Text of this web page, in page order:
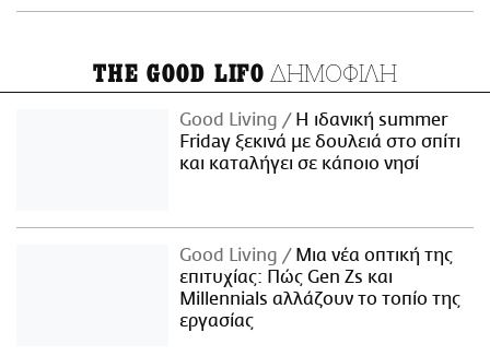
THE GOOD LIFO ΔΗΜΟΦΙΛΗ
Good Living
Η ιδανική summer
Friday ξεκινά με δουλειά στο σπίτι
και καταλήγει σε κάποιο νησί
Good Living
Μια νέα οπτική της
επιτυχίας: Πώς Gen Zs και
Millennials αλλάζουν το τοπίο της
εργασίας